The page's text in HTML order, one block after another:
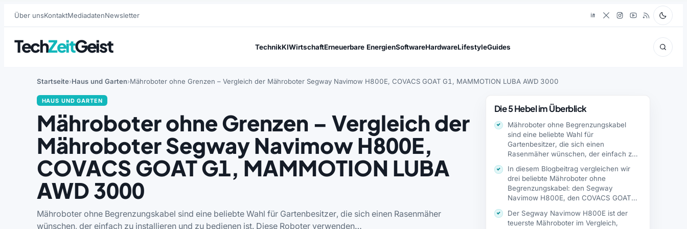
Über unsKontaktMediadatenNewsletter
TechZeitGeist TechnikKIWirtschaftErneuerbare EnergienSoftwareHardwareLifestyleGuides
Startseite Haus und Garten Mähroboter ohne Grenzen – Vergleich der Mähroboter Segway Navimow H800E, COVACS GOAT G1, MAMMOTION LUBA AWD 3000
HAUS UND GARTEN
Mähroboter ohne Grenzen – Vergleich der
Mähroboter Segway Navimow H800E,
COVACS GOAT G1, MAMMOTION LUBA
AWD 3000
Mähroboter ohne Begrenzungskabel sind eine beliebte Wahl für Gartenbesitzer, die sich einen Rasenmäher
wünschen, der einfach zu installieren und zu bedienen ist. Diese Roboter verwenden…
Die 5 Hebel im Überblick
Mähroboter ohne Begrenzungskabel
sind eine beliebte Wahl für
Gartenbesitzer, die sich einen
Rasenmäher wünschen, der einfach zu
In diesem Blogbeitrag vergleichen wir
drei beliebte Mähroboter ohne
Begrenzungskabel: den Segway
Navimow H800E, den COVACS GOAT
Der Segway Navimow H800E ist der
teuerste Mähroboter im Vergleich,